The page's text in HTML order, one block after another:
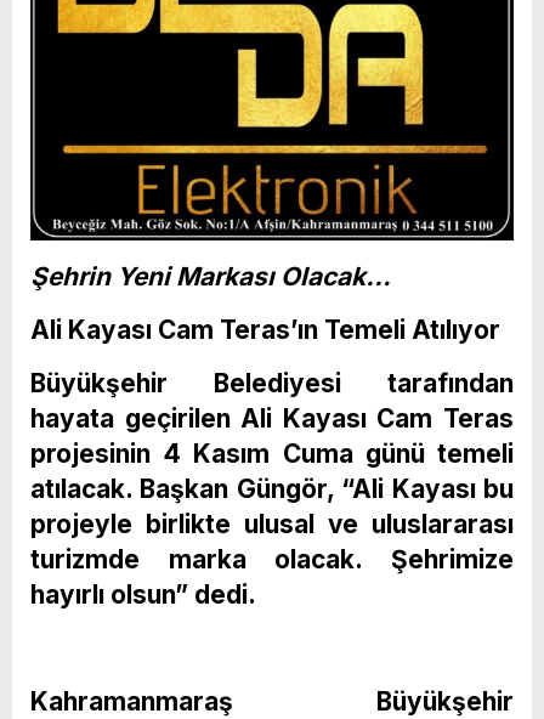
Şehrin Yeni Markası Olacak…
Ali Kayası Cam Teras’ın Temeli Atılıyor
Büyükşehir Belediyesi tarafından
hayata geçirilen Ali Kayası Cam Teras
projesinin 4 Kasım Cuma günü temeli
atılacak. Başkan Güngör, “Ali Kayası bu
projeyle birlikte ulusal ve uluslararası
turizmde marka olacak. Şehrimize
hayırlı olsun” dedi.
Kahramanmaraş Büyükşehir